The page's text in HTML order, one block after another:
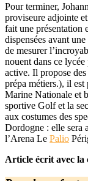
Pour terminer,
proviseure adjointe
fait une présentation
dispensées avant
de mesurer
nouent dans ce
active. Il propose
prépa métiers.), il est
Marine Nationale et
sportive Golf et la
aux costumes des
Dordogne : elle sera
l’Arena Le Palio
Article écrit avec la